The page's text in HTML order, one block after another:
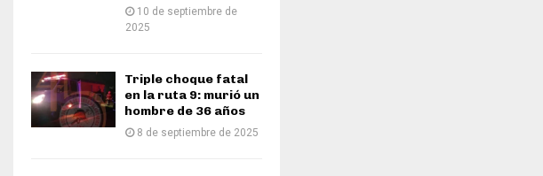
10 de septiembre de
2025
Triple choque fatal
en la ruta 9: murió un
hombre de 36 años
8 de septiembre de 2025